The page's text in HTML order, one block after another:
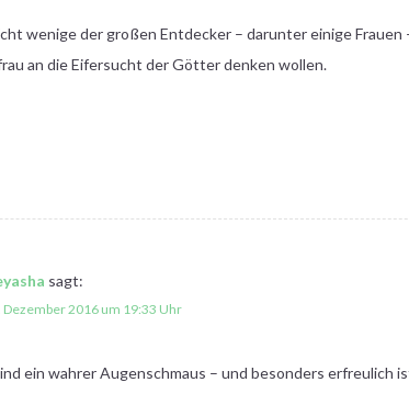
wenige der großen Entdecker – darunter einige Frauen
an die Eifersucht der Götter denken wollen.
sagt:
Dezember 2016 um 19:33 Uhr
ein wahrer Augenschmaus – und besonders erfreulich